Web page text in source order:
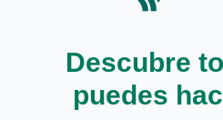
Descubre
puedes